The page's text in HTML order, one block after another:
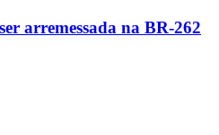
arremessada na BR-262